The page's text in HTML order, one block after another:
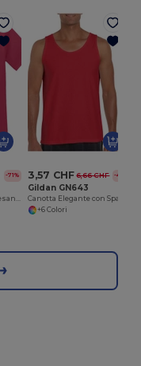
-71% 3,57 CHF 6,66 CHF -46%
Gildan GN643
+6 Colori